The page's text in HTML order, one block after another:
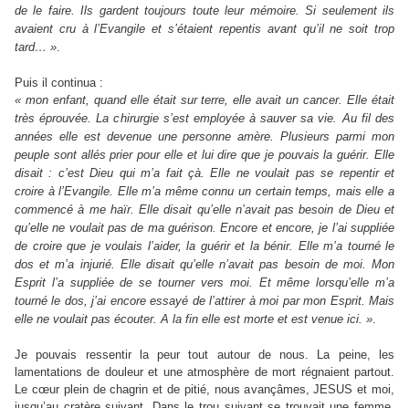
de le faire. Ils gardent toujours toute leur mémoire. Si seulement ils
avaient cru à l’Evangile et s’étaient repentis avant qu’il ne soit trop
tard… ».
Puis il continua :
« mon enfant, quand elle était sur terre, elle avait un cancer. Elle était
très éprouvée. La chirurgie s’est employée à sauver sa vie. Au fil des
années elle est devenue une personne amère. Plusieurs parmi mon
peuple sont allés prier pour elle et lui dire que je pouvais la guérir. Elle
disait : c’est Dieu qui m’a fait çà. Elle ne voulait pas se repentir et
croire à l’Evangile. Elle m’a même connu un certain temps, mais elle a
commencé à me haïr. Elle disait qu’elle n’avait pas besoin de Dieu et
qu’elle ne voulait pas de ma guérison. Encore et encore, je l’ai suppliée
de croire que je voulais l’aider, la guérir et la bénir. Elle m’a tourné le
dos et m’a injurié. Elle disait qu’elle n’avait pas besoin de moi. Mon
Esprit l’a suppliée de se tourner vers moi. Et même lorsqu’elle m’a
tourné le dos, j’ai encore essayé de l’attirer à moi par mon Esprit. Mais
elle ne voulait pas écouter. A la fin elle est morte et est venue ici. ».
Je pouvais ressentir la peur tout autour de nous. La peine, les
lamentations de douleur et une atmosphère de mort régnaient partout.
Le cœur plein de chagrin et de pitié, nous avançâmes, JESUS et moi,